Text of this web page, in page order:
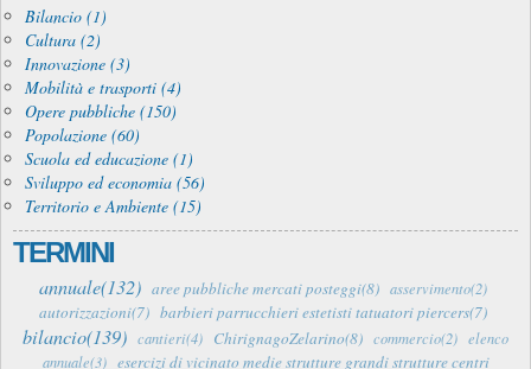
Bilancio (1)
Cultura (2)
Innovazione (3)
Mobilità e trasporti (4)
Opere pubbliche (150)
Popolazione (60)
Scuola ed educazione (1)
Sviluppo ed economia (56)
Territorio e Ambiente (15)
TERMINI
annuale(132) aree pubbliche mercati posteggi(8) asservimento(2)
autorizzazioni(7) barbieri parrucchieri estetisti tatuatori piercers(7)
bilancio(139) cantieri(4) ChirignagoZelarino(8) commercio(2) elenco
annuale(3) esercizi di vicinato medie strutture grandi strutture centri